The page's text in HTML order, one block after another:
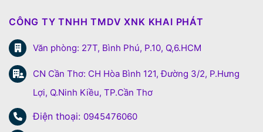
CÔNG TY TNHH TMDV XNK KHAI PHÁT
Văn phòng: 27T, Bình Phú, P.10, Q,6.HCM
CN Cần Thơ: CH Hòa Bình 121, Đường 3/2, P.Hưng
Lợi, Q.Ninh Kiều, TP.Cần Thơ
Điện thoại: 0945476060